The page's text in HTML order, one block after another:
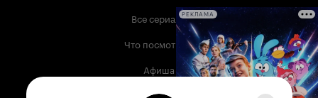
Все сериалы
Что посмотреть
Афиша
Музыка
РЕКЛАМА